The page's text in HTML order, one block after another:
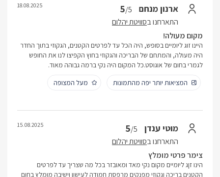
ארנון מנחם 5/5
התארחנו בסוויטת יהלום
18.08.2025
מקום מעולה!
היינו זוג ליומיים בסופש, היה הכל עד לפרטים הקטנים, הגקוזי בתוך החדר
היה מעולה, והמתחם של הבריכה והגקוזי בחוץ הקפיצו לנו את החופש
לגמרי בחום של אוגוסט.כל המקום היה נקי ברמה גבוהה מאוד.
המציאות יותר יפה מהתמונות
מעל המצופה
מוטי ענדן 5/5
התארחנו בסוויטת יהלום
15.08.2025
צימר פרטי מומלץ
הינו זןג ליומיים מקום נקי מאד ומאובזר בכל מה שצריך עד לפרטים
הקטנים בריכה וגקוזי מפנקים מרפסת חמודה לעישון וישיבה מומלץ בחום